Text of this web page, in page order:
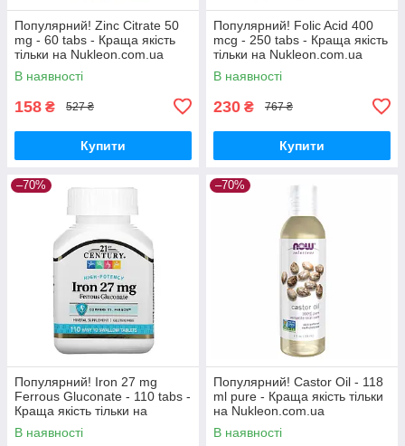
Популярний! Zinc Citrate 50
mg - 60 tabs - Краща якість
тільки на Nukleon.com.ua
В наявності
158 ₴ 527 ₴
Купити
Популярний! Folic Acid 400
mcg - 250 tabs - Краща якість
тільки на Nukleon.com.ua
В наявності
230 ₴ 767 ₴
Купити
–70%
Популярний! Iron 27 mg
Ferrous Gluconate - 110 tabs -
Краща якість тільки на
Nukleon.com.ua
В наявності
–70%
Популярний! Castor Oil - 118
ml pure - Краща якість тільки
на Nukleon.com.ua
В наявності